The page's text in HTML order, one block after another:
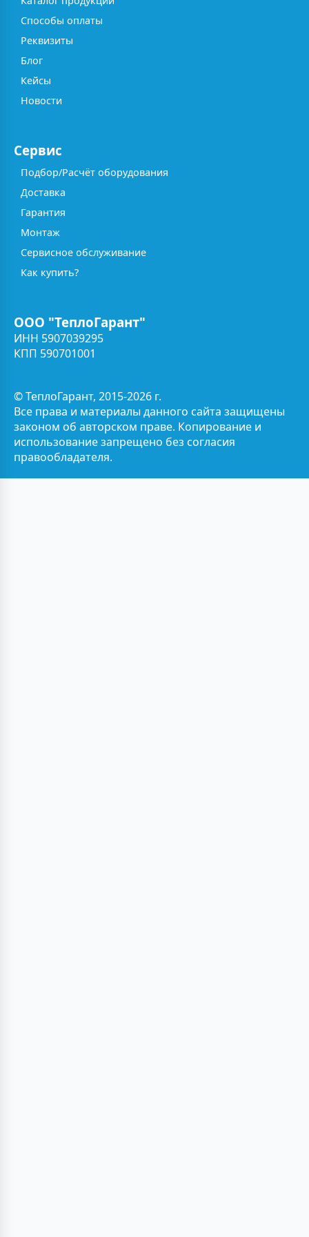
Способы оплаты
Реквизиты
Блог
Кейсы
Новости
Сервис
Подбор/Расчёт оборудования
Доставка
Гарантия
Монтаж
Сервисное обслуживание
Как купить?
ООО "ТеплоГарант"
ИНН 5907039295
КПП 590701001
© ТеплоГарант, 2015-2026 г.
Все права и материалы данного сайта защищены
законом об авторском праве. Копирование и
использование запрещено без согласия
правообладателя.